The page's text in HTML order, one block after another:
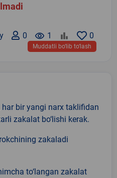
0
remove_red_eye 1
0
Muddatli bo‘lib to‘lash
bir yangi narx taklifidan
zakalat bo‘lishi kerak.
zakaladi
to‘langan zakalat